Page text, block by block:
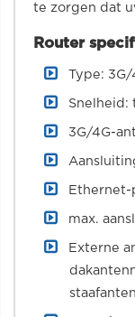
te zorgen dat
Router
Type: 3G/
Snelheid:
3G/4G-
Ethernet-
max.
Externe